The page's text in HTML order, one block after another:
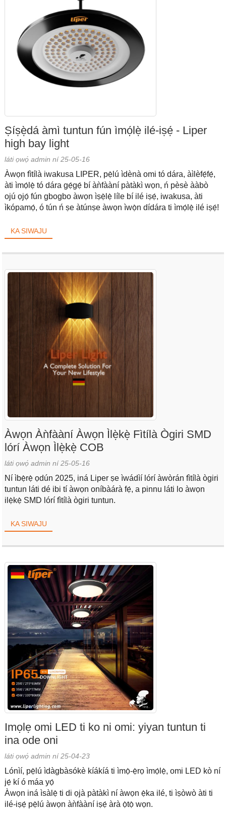
Ṣíṣẹ̀dá àmì tuntun fún ìmọ́lẹ̀ ilé-iṣẹ́ - Liper
high bay light
láti ọwọ́ admin ní 25-05-16
Àwọn fìtílà iwakusa LIPER, pẹ̀lú ìdènà omi tó dára, àìlèfẹ́fẹ́,
àti ìmọ́lẹ̀ tó dára gẹ́gẹ́ bí àǹfààní pàtàkì wọn, ń pèsè ààbò
ojú ọjọ́ fún gbogbo àwọn ìṣẹ̀lẹ̀ líle bí ilé iṣẹ́, iwakusa, àti
ìkópamọ́, ó tún ń ṣe àtúnṣe àwọn ìwọ̀n dídára ti ìmọ́lẹ̀ ilé iṣẹ́!
KA SIWAJU
Àwọn Àǹfààní Àwọn Ìlẹ̀kẹ̀ Fìtílà Ògiri SMD
lórí Àwọn Ìlẹ̀kẹ̀ COB
láti ọwọ́ admin ní 25-05-16
Ní ìbẹ̀rẹ̀ ọdún 2025, iná Liper ṣe ìwádìí lórí àwòrán fìtílà ògiri
tuntun láti dé ibi tí àwọn oníbàárà fẹ́, a pinnu láti lo àwọn
ilẹ̀kẹ̀ SMD lórí fìtílà ògiri tuntun.
KA SIWAJU
Imọlẹ omi LED ti ko ni omi: yiyan tuntun ti
ina ode oni
láti ọwọ́ admin ní 25-04-23
Lónìí, pẹ̀lú ìdàgbàsókè kíákíá ti ìmọ̀-ẹ̀rọ ìmọ́lẹ̀, omi LED kò ní
jẹ́ kí ó máa yọ́
Àwọn iná ìsàlẹ̀ ti di ọjà pàtàkì ní àwọn ẹ̀ka ilé, ti ìṣòwò àti ti
ilé-iṣẹ́ pẹ̀lú àwọn àǹfààní iṣẹ́ àrà ọ̀tọ̀ wọn.